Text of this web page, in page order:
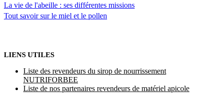
La vie de l'abeille : ses différentes missions
Tout savoir sur le miel et le pollen
LIENS UTILES
Liste des revendeurs du sirop de nourrissement
NUTRIFORBEE
Liste de nos partenaires revendeurs de matériel apicole